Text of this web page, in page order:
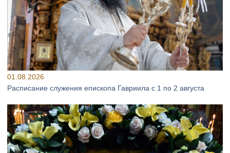
01.08.2026
Расписание служения епископа Гавриила с 1 по 2 августа